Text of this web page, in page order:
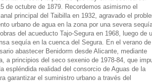
de octubre de 1879. Recordemos asimismo el
principal del Taibilla en 1932, agravado el
urbano de agua en la zona por una severa
del acueducto Tajo-Segura en 1968, luego de
sequía en la cuenca del Segura. En el verano de
abastecer Benidorm desde Alicante, mediante
a principios del seco sexenio de 1978-84, que
espléndida realidad del consorcio de Aguas de la
garantizar el suministro urbano a través del